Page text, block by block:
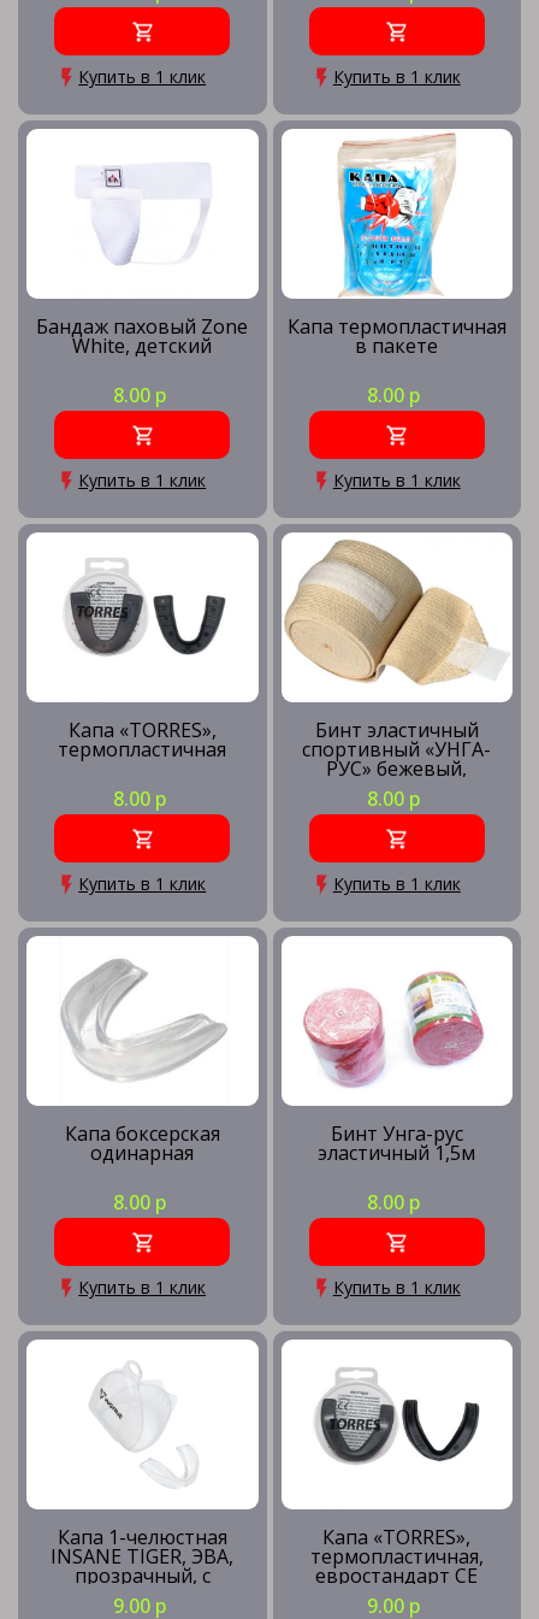
Купить в 1 клик Купить в 1 клик
Бандаж паховый Zone
White, детский
8.00 р
Купить в 1 клик
Капа термопластичная
в пакете
8.00 р
Купить в 1 клик
Капа «TORRES»,
термопластичная
8.00 р
Купить в 1 клик
Бинт эластичный
спортивный «УНГА-
РУС» бежевый,
1,5м*8см, арт. C-310
8.00 р
Купить в 1 клик
Капа боксерская
одинарная
8.00 р
Купить в 1 клик
Бинт Унга-рус
эластичный 1,5м
8.00 р
Купить в 1 клик
Капа 1-челюстная
INSANE TIGER, ЭВА,
прозрачный, с
футляром, детский
9.00 р
Капа «TORRES»,
термопластичная,
евростандарт CE
approved
9.00 р